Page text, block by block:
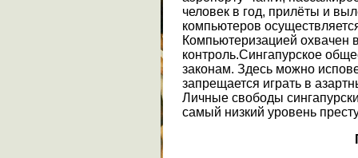
человек в год, прилёты и
компьютеров
Компьютеризацией охвачен
контроль.Сингапурское
законам. Здесь можно
запрещается играть в
Личные свободы
самый низкий уровень